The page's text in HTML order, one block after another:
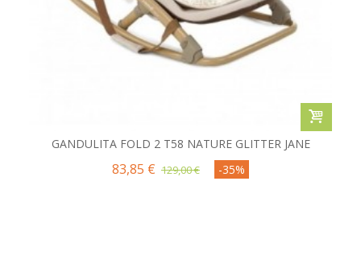
GANDULITA FOLD 2 T58 NATURE GLITTER JANE
83,85 € 129,00 € -35%